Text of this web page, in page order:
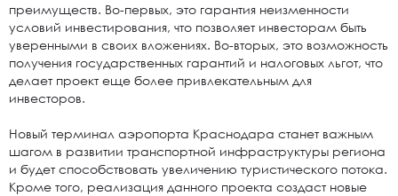
преимуществ. Во-первых, это гарантия неизменности
условий инвестирования, что позволяет инвесторам быть
уверенными в своих вложениях. Во-вторых, это возможность
получения государственных гарантий и налоговых льгот, что
делает проект еще более привлекательным для
инвесторов.
Новый терминал аэропорта Краснодара станет важным
шагом в развитии транспортной инфраструктуры региона
и будет способствовать увеличению туристического потока.
Кроме того, реализация данного проекта создаст новые